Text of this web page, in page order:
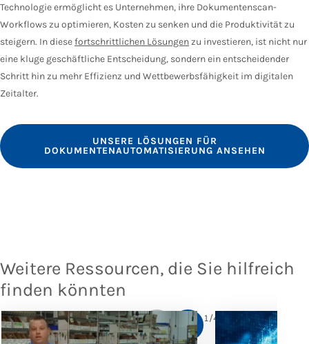
Technologie ermöglicht es Unternehmen, ihre Dokumentenscan-
Workflows zu optimieren, Kosten zu senken und die Produktivität zu
steigern. In diesefortschrittlichen Lösungenzu investieren, ist nicht nur
eine kluge geschäftliche Entscheidung, sondern ein entscheidender
Schritt hin zu mehr Effizienz und Wettbewerbsfähigkeit im digitalen
Zeitalter.
UNSERE LÖSUNGEN FÜR
DOKUMENTENAUTOMATISIERUNG ANSEHEN
Weitere Ressourcen, die Sie hilfreich
finden könnten
1/4